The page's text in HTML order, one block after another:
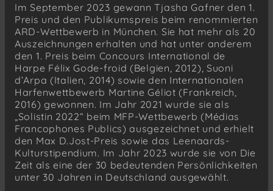
Im September 2023 gewann Tjasha Gafner den 1.
Preis und den Publikumspreis beim renommierten
ARD-Wettbewerb in München. Sie hat mehr als 20
Auszeichnungen erhalten und hat unter anderem
den 1. Preis beim Concours International de
Harpe Félix Gode-froid (Belgien, 2012), Suoni
d’Arpa (Italien, 2014) sowie den Internationalen
Harfenwettbewerb Martine Géliot (Frankreich,
2016) gewonnen. Im Jahr 2021 wurde sie als
„Solistin 2022“ beim MFP-Wettbewerb (Médias
Francophones Publics) ausgezeichnet und erhielt
den Max D.Jost-Preis sowie das Leenaards-
Kulturstipendium. Im Jahr 2023 wurde sie von Die
Zeit als eine der 30 bedeutenden Persönlichkeiten
unter 30 Jahren in Deutschland ausgewählt.